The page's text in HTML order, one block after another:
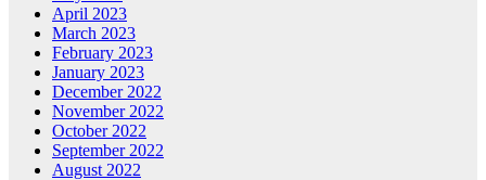
April 2023
March 2023
February 2023
January 2023
December 2022
November 2022
October 2022
September 2022
August 2022